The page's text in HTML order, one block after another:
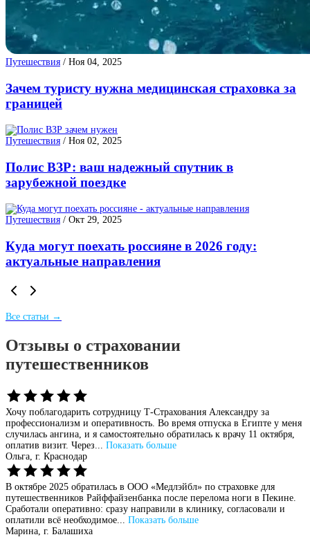
Путешествия / Ноя 04, 2025
Зачем туристу нужна медицинская страховка за
границей
Путешествия / Ноя 02, 2025
Полис ВЗР: ваш надежный спутник в
зарубежной поездке
Путешествия / Окт 29, 2025
Куда могут поехать россияне в 2026 году:
актуальные направления
Все статьи →
Отзывы о страховании
путешественников
Хочу поблагодарить сотрудницу Т-Страхования Александру за
профессионализм и оперативность. Во время отпуска в Египте у меня
случилась ангина, и я самостоятельно обратилась к врачу 11 октября,
оплатив визит. Через... Показать больше
Ольга, г. Краснодар
В октябре 2025 обратилась в ООО «Медлэйбл» по страховке для
путешественников Райффайзенбанка после перелома ноги в Пекине.
Сработали оперативно: сразу направили в клинику, согласовали и
оплатили всё необходимое... Показать больше
Марина, г. Балашиха